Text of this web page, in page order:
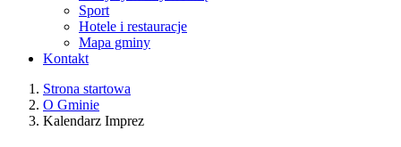
Sport
Hotele i restauracje
Mapa gminy
Kontakt
Strona startowa
O Gminie
Kalendarz Imprez